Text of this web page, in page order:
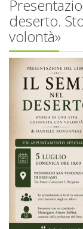
deserto.
volontà»